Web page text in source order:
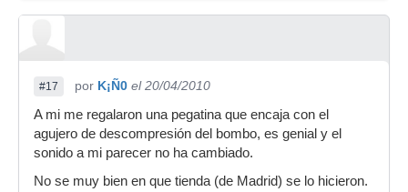
#17 por K¡Ñ0 el 20/04/2010
A mi me regalaron una pegatina que encaja con el
agujero de descompresión del bombo, es genial y el
sonido a mi parecer no ha cambiado.
No se muy bien en que tienda (de Madrid) se lo hicieron.